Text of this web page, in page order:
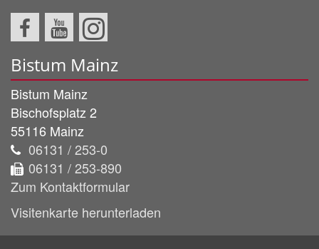
Bistum Mainz
Bistum Mainz
Bischofsplatz 2
55116 Mainz
06131 / 253-0
06131 / 253-890
Zum Kontaktformular
Visitenkarte herunterladen